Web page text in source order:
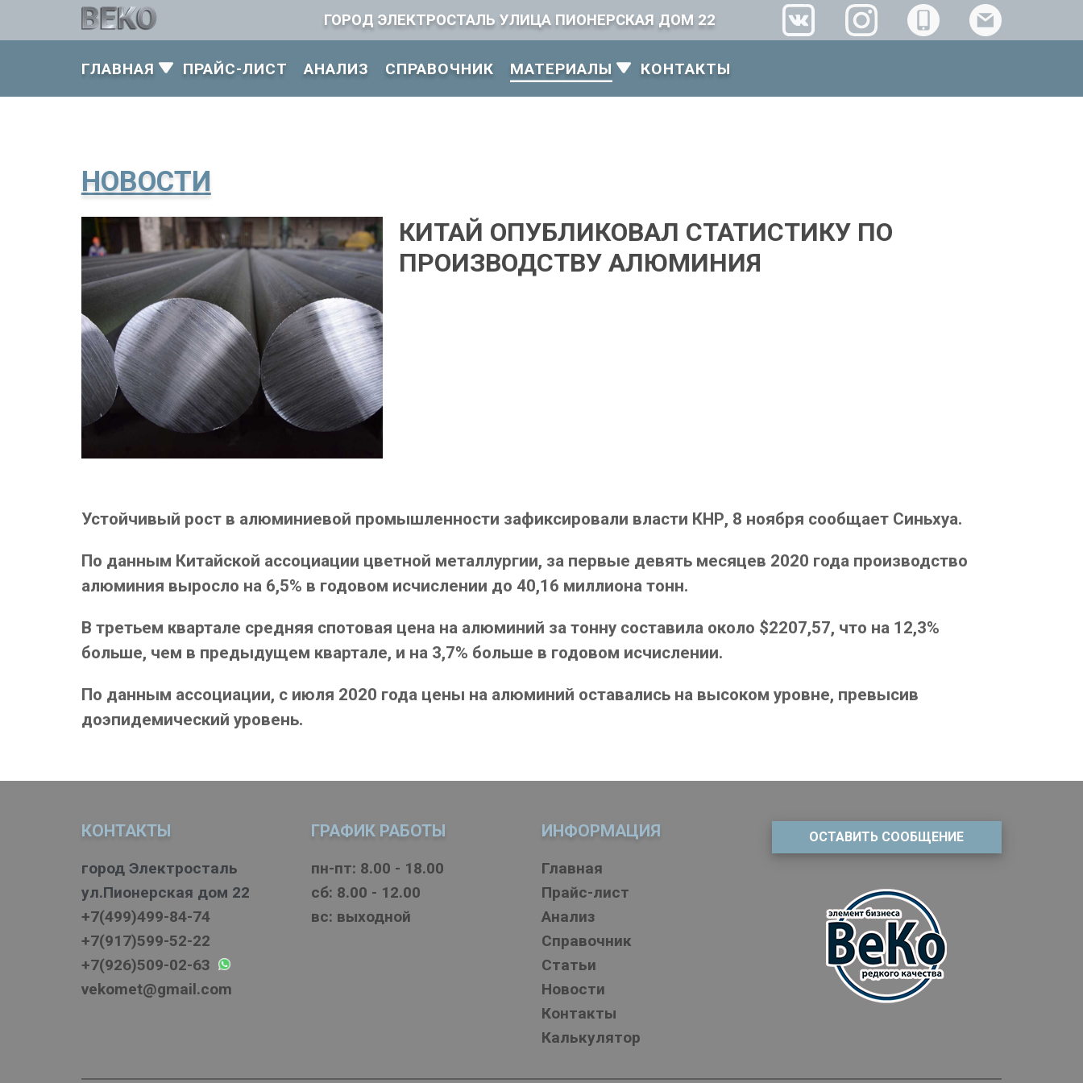
ГОРОД ЭЛЕКТРОСТАЛЬ УЛИЦА ПИОНЕРСКАЯ ДОМ 22
ГЛАВНАЯ ПРАЙС-ЛИСТ АНАЛИЗ
СПРАВОЧНИК
МАТЕРИАЛЫ
КОНТАКТЫ
НОВОСТИ
КИТАЙ ОПУБЛИКОВАЛ СТАТИСТИКУ ПО
ПРОИЗВОДСТВУ АЛЮМИНИЯ
Устойчивый рост в алюминиевой промышленности зафиксировали власти КНР, 8 ноября сообщает Синьхуа.
По данным Китайской ассоциации цветной металлургии, за первые девять месяцев 2020 года производство
алюминия выросло на 6,5% в годовом исчислении до 40,16 миллиона тонн.
В третьем квартале средняя спотовая цена на алюминий за тонну составила около $2207,57, что на 12,3%
больше, чем в предыдущем квартале, и на 3,7% больше в годовом исчислении.
По данным ассоциации, с июля 2020 года цены на алюминий оставались на высоком уровне, превысив
доэпидемический уровень.
КОНТАКТЫ
город Электросталь
ул.Пионерская дом 22
+7(499)499-84-74
+7(917)599-52-22
+7(926)509-02-63
vekomet@gmail.com
ГРАФИК РАБОТЫ
пн-пт: 8.00 - 18.00
cб: 8.00 - 12.00
вс: выходной
ИНФОРМАЦИЯ
Главная
Прайс-лист
Анализ
Справочник
Статьи
Новости
Контакты
Калькулятор
ОСТАВИТЬ СООБЩЕНИЕ